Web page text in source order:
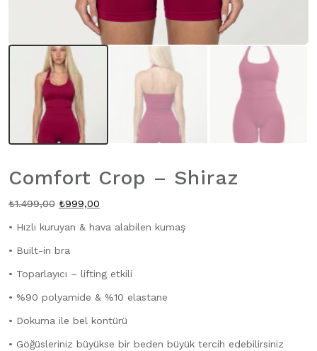
Comfort Crop – Shiraz
₺1.499,00 Orijinal
₺1.499,00.
₺999,00
• Hızlı kuruyan & hava alabilen kumaş
• Built-in bra
• Toparlayıcı – lifting etkili
• %90 polyamide & %10 elastane
• Dokuma ile bel kontürü
• Göğüsleriniz büyükse bir beden büyük tercih edebilirsiniz